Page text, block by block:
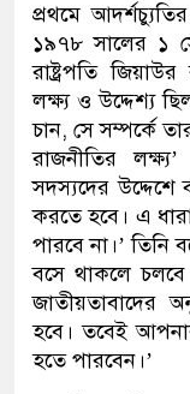
প্রথমে
১৯৭৮ সালের ১
রাষ্ট্রপতি
লক্ষ্য ও উদ্দেশ্য
চান, সে সম্পর্কে
রাজনীতির
সদস্যদের
করতে হবে। এ
পারবে না।’
বসে থাকলে
জাতীয়তাবাদের
হবে। তবেই
হতে পারবেন।’